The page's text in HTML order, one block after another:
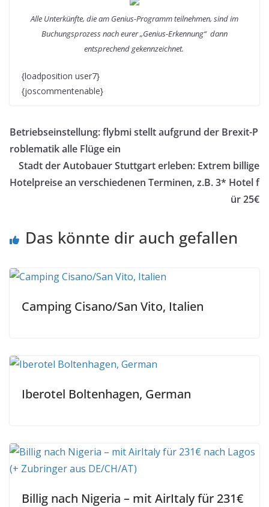
Alle Unterkünfte, die am Genius-Programm teilnehmen, sind im
Buchungsprozess nach eurer „Genius-Erkennung“ dann
entsprechend gekennzeichnet.
{loadposition user7}
{joscommentenable}
Betriebseinstellung: flybmi stellt aufgrund der Brexit-P
roblematik alle Flüge ein
Stadt der Autobauer Stuttgart erleben: Extrem billige
Hotelpreise an verschiedenen Terminen, z.B. 3* Hotel f
ür 25€
Das könnte dir auch gefallen
Camping Cisano/San Vito, Italien
Iberotel Boltenhagen, German
Billig nach Nigeria – mit AirItaly für 231€